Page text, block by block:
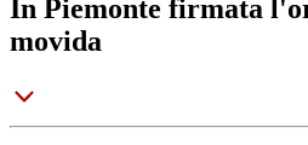
In Piemonte firmata
movida